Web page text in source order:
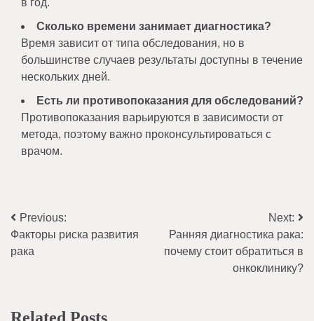
Сколько времени занимает диагностика?
Время зависит от типа обследования, но в
большинстве случаев результаты доступны в течение
нескольких дней.
Есть ли противопоказания для обследований?
Противопоказания варьируются в зависимости от
метода, поэтому важно проконсультироваться с
врачом.
Навигация
по
Previous:
Факторы риска развития
рака
Next:
Ранняя диагностика рака:
почему стоит обратиться в
онкоклинику?
Related Posts